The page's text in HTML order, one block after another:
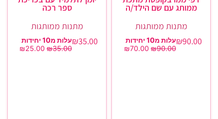
ממותג עם שם הילד/ה
מתנות ממותגות
₪90.00
עלות מ10 יחידות
₪90.00
₪70.00
ספר רכה
מתנות ממותגות
₪35.00
עלות מ10 יחידות
₪35.00
₪25.00